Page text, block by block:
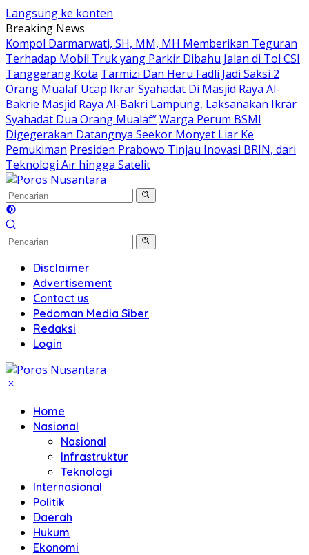
Langsung ke konten
Breaking News
Kompol Darmarwati, SH, MM, MH Memberikan Teguran
Terhadap Mobil Truk yang Parkir Dibahu Jalan di Tol CSI
Tanggerang Kota Tarmizi Dan Heru Fadli Jadi Saksi 2
Orang Mualaf Ucap Ikrar Syahadat Di Masjid Raya Al-
Bakrie Masjid Raya Al-Bakri Lampung, Laksanakan Ikrar
Syahadat Dua Orang Mualaf”Warga Perum BSMI
Digegerakan Datangnya Seekor Monyet Liar Ke
Pemukiman Presiden Prabowo Tinjau Inovasi BRIN, dari
Teknologi Air hingga Satelit
Disclaimer
Advertisement
Contact us
Pedoman Media Siber
Redaksi
Login
Home
Nasional
Nasional
Infrastruktur
Teknologi
Internasional
Politik
Daerah
Hukum
Ekonomi